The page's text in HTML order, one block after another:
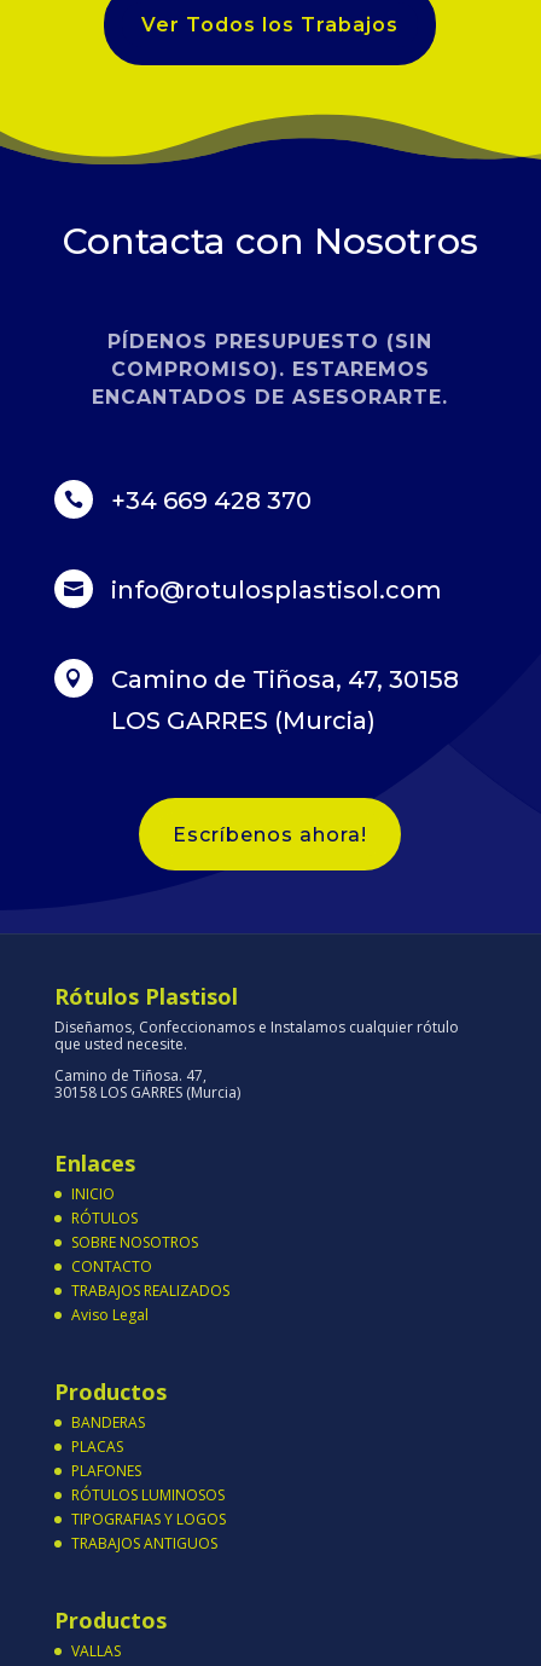
Ver Todos los Trabajos
Contacta con Nosotros
PÍDENOS PRESUPUESTO (SIN
COMPROMISO). ESTAREMOS
ENCANTADOS DE ASESORARTE.
 +34 669 428 370
 info@rotulosplastisol.com

Camino de Tiñosa, 47, 30158
LOS GARRES (Murcia)
Escríbenos ahora!
Rótulos Plastisol
Diseñamos, Confeccionamos e Instalamos cualquier rótulo
que usted necesite.
Camino de Tiñosa. 47,
30158 LOS GARRES (Murcia)
Enlaces
INICIO
RÓTULOS
SOBRE NOSOTROS
CONTACTO
TRABAJOS REALIZADOS
Aviso Legal
Productos
BANDERAS
PLACAS
PLAFONES
RÓTULOS LUMINOSOS
TIPOGRAFIAS Y LOGOS
TRABAJOS ANTIGUOS
Productos
VALLAS